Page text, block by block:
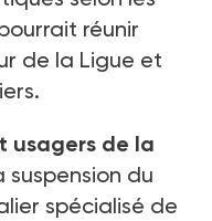
réunir
de la Ligue et
usagers de la
suspension du
spécialisé de